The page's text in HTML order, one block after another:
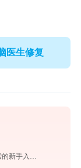
医生修复
光遇PC版完全攻略：从下载安装到全地图探索的新手入门指南（2026最新）